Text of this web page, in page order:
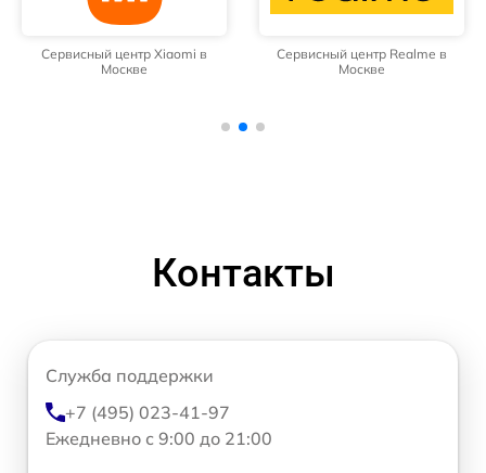
Сервисный центр Xiaomi в
Москве
Сервисный центр Realme в
Москве
Контакты
Служба поддержки
+7 (495) 023-41-97
Ежедневно с 9:00 до 21:00